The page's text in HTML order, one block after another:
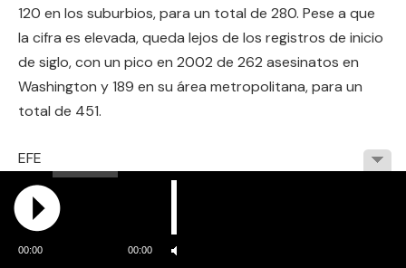
120 en los suburbios, para un total de 280. Pese a que
la cifra es elevada, queda lejos de los registros de inicio
de siglo, con un pico en 2002 de 262 asesinatos en
Washington y 189 en su área metropolitana, para un
total de 451.
EFE
00:00 00:00